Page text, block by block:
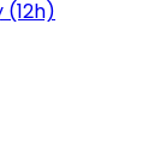
(12h)